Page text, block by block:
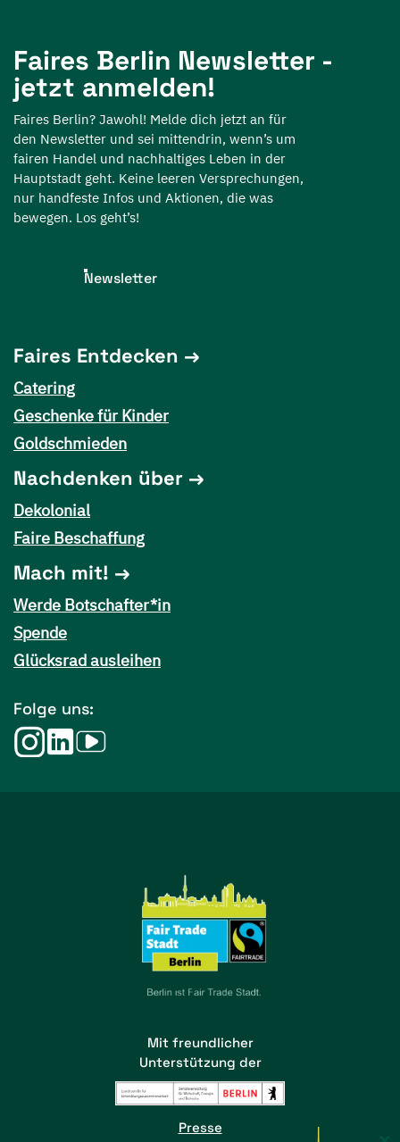
Faires Berlin Newsletter -
jetzt anmelden!
Faires Berlin? Jawohl! Melde dich jetzt an für
den Newsletter und sei mittendrin, wenn’s um
fairen Handel und nachhaltiges Leben in der
Hauptstadt geht. Keine leeren Versprechungen,
nur handfeste Infos und Aktionen, die was
bewegen. Los geht’s!
Newsletter
Faires Entdecken
Catering
Geschenke für Kinder
Goldschmieden
Nachdenken über
Dekolonial
Faire Beschaffung
Mach mit!
Werde Botschafter*in
Spende
Glücksrad ausleihen
Folge uns:
Mit freundlicher
Unterstützung der
Presse